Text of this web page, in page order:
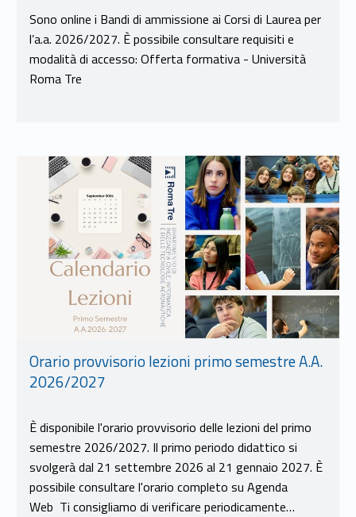
Sono online i Bandi di ammissione ai Corsi di Laurea per
l’a.a. 2026/2027. È possibile consultare requisiti e
modalità di accesso: Offerta formativa - Università
Roma Tre
Orario provvisorio lezioni primo semestre A.A.
2026/2027
È disponibile l'orario provvisorio delle lezioni del primo
semestre 2026/2027. Il primo periodo didattico si
svolgerà dal 21 settembre 2026 al 21 gennaio 2027. È
possibile consultare l'orario completo su Agenda
Web Ti consigliamo di verificare periodicamente…